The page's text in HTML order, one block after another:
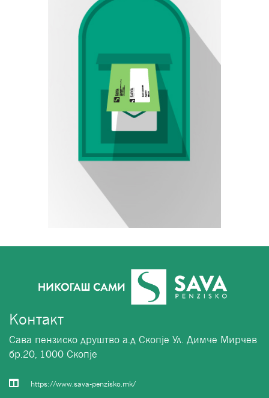
Контакт
Сава пензиско друштво а.д Скопје Ул. Димче Мирчев
бр.20, 1000 Скопје
https://www.sava-penzisko.mk/